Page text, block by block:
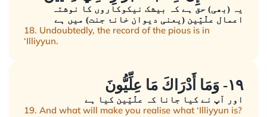
یہ (بھی) حق ہے کہ بیشک نیکوکاروں کا نوشتہ
اعمال علّیّین (یعنی دیوان خانۂ جنت) میں ہے
18. Undoubtedly, the record of the pious is in
‘Illiyyun.
١٩- وَمَا أَدْرَاكَ مَا عِلِّيُّونَ
اور آپ نے کیا جانا کہ علّیّین کیا ہے
19. And what will make you realise what ‘Illiyyun is?